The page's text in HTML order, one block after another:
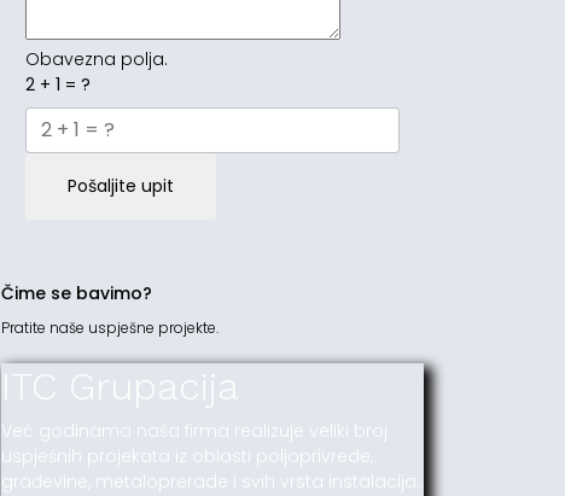
Obavezna polja.
2 + 1 = ?
Pošaljite upit
Čime se bavimo?
Pratite naše uspješne projekte.
ITC Grupacija
Već godinama naša firma realizuje veliki broj
uspješnih projekata iz oblasti poljoprivrede,
građevine, metaloprerade i svih vrsta instalacija.